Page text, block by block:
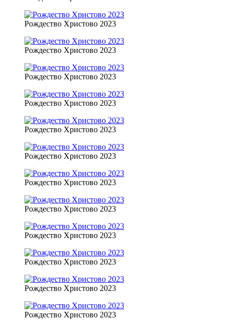
Рождество Христово 2023
Рождество Христово 2023
Рождество Христово 2023
Рождество Христово 2023
Рождество Христово 2023
Рождество Христово 2023
Рождество Христово 2023
Рождество Христово 2023
Рождество Христово 2023
Рождество Христово 2023
Рождество Христово 2023
Рождество Христово 2023